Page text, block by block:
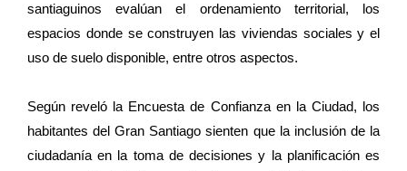
santiaguinos evalúan el ordenamiento territorial, los
espacios donde se construyen las viviendas sociales y el
uso de suelo disponible, entre otros aspectos.
Según reveló la Encuesta de Confianza en la Ciudad, los
habitantes del Gran Santiago sienten que la inclusión de la
ciudadanía en la toma de decisiones y la planificación es